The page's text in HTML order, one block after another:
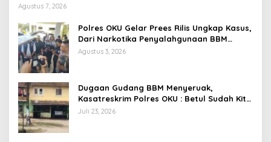
Agustus 7, 2026
Polres OKU Gelar Prees Rilis Ungkap Kasus,
Dari Narkotika Penyalahgunaan BBM
Hingga Kasus Korupsi
Agustus 3, 2026
Dugaan Gudang BBM Menyeruak,
Kasatreskrim Polres OKU : Betul Sudah Kita
Pasang Police Line
Juli 23, 2026